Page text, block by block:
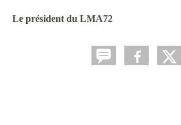
Le président du LMA72